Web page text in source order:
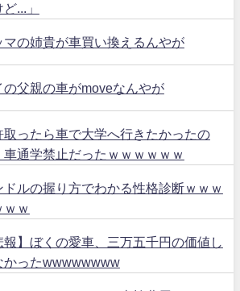
...」
マの姉貴が車買い換えるんやが
の父親の車がmoveなんやが
取ったら車で大学へ行きたかったの
車通学禁止だったｗｗｗｗｗｗ
ドルの握り方でわかる性格診断ｗｗｗ
ｗｗ
報】ぼくの愛車、三万五千円の価値し
かったwwwwwwww